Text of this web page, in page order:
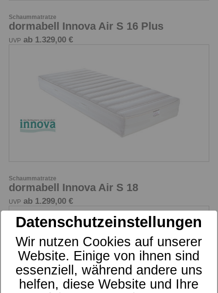
Schaummatratze
dormabell Innova Air S 16 Plus
UVP ab 1.329,00 €
Schaummatratze
dormabell Innova Air S 18
UVP ab 1.299,00 €
Datenschutzeinstellungen
Wir nutzen Cookies auf unserer
Website. Einige von ihnen sind
essenziell, während andere uns
helfen, diese Website und Ihre